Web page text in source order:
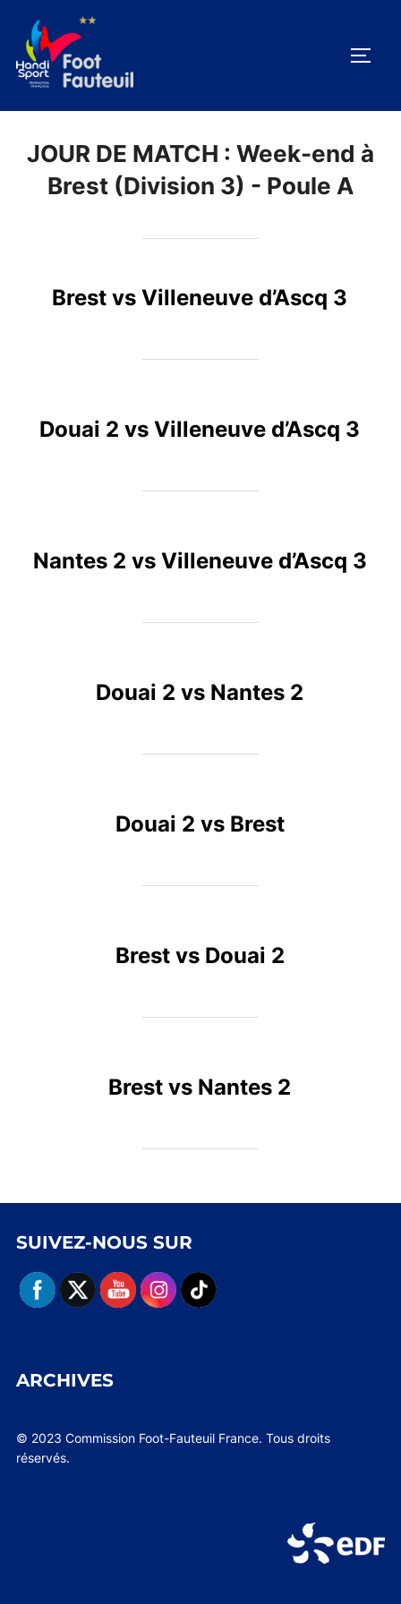
contenu
JOUR DE MATCH : Week-end à
Brest (Division 3) - Poule A
Brest vs Villeneuve d’Ascq 3
Douai 2 vs Villeneuve d’Ascq 3
Nantes 2 vs Villeneuve d’Ascq 3
Douai 2 vs Nantes 2
Douai 2 vs Brest
Brest vs Douai 2
Brest vs Nantes 2
SUIVEZ-NOUS SUR
ARCHIVES
© 2023 Commission Foot-Fauteuil France. Tous droits
réservés.